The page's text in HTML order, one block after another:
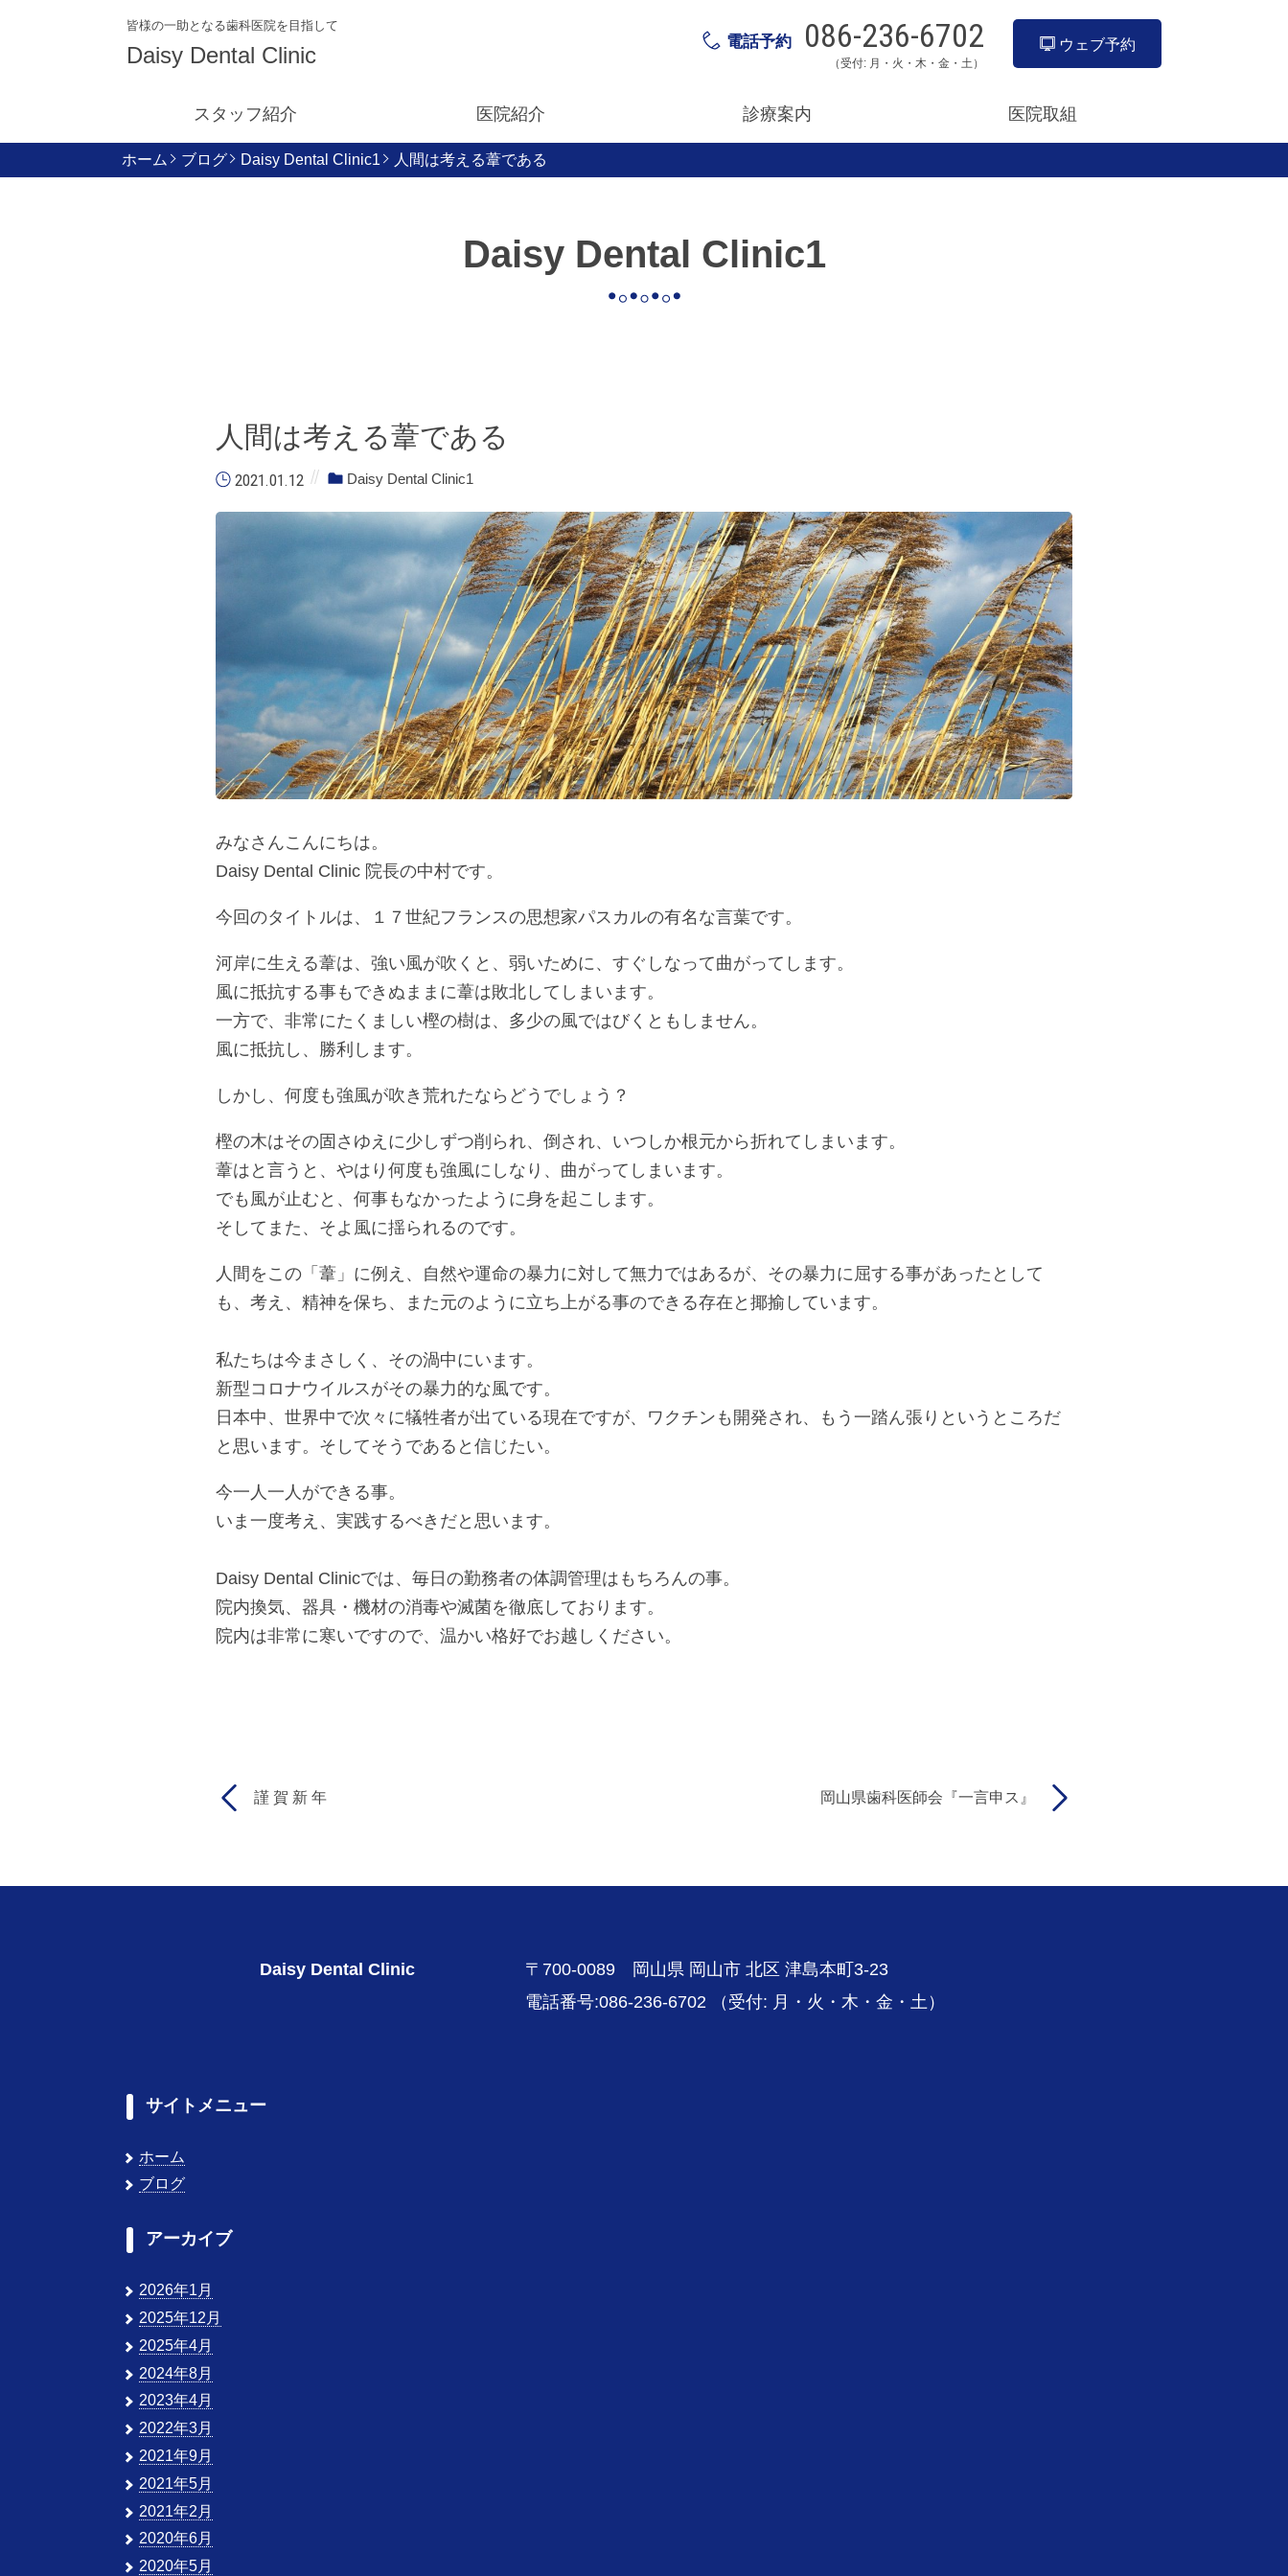
皆様の一助となる歯科医院を目指して
Daisy Dental Clinic
電話予約 086-236-6702
（受付: 月・火・木・金・土）
ウェブ予約
スタッフ紹介 医院紹介 診療案内 医院取組
Daisy Dental Clinic1
ホーム ブログ Daisy Dental Clinic1 人間は考える葦である
人間は考える葦である
2021.01.12 Daisy Dental Clinic1
みなさんこんにちは。
Daisy Dental Clinic 院長の中村です。
今回のタイトルは、１７世紀フランスの思想家パスカルの有名な言葉です。
河岸に生える葦は、強い風が吹くと、弱いために、すぐしなって曲がってします。
風に抵抗する事もできぬままに葦は敗北してしまいます。
一方で、非常にたくましい樫の樹は、多少の風ではびくともしません。
風に抵抗し、勝利します。
しかし、何度も強風が吹き荒れたならどうでしょう？
樫の木はその固さゆえに少しずつ削られ、倒され、いつしか根元から折れてしまいます。
葦はと言うと、やはり何度も強風にしなり、曲がってしまいます。
でも風が止むと、何事もなかったように身を起こします。
そしてまた、そよ風に揺られるのです。
人間をこの「葦」に例え、自然や運命の暴力に対して無力ではあるが、その暴力に屈する事があったとして
も、考え、精神を保ち、また元のように立ち上がる事のできる存在と揶揄しています。
私たちは今まさしく、その渦中にいます。
新型コロナウイルスがその暴力的な風です。
日本中、世界中で次々に犠牲者が出ている現在ですが、ワクチンも開発され、もう一踏ん張りというところだ
と思います。そしてそうであると信じたい。
今一人一人ができる事。
いま一度考え、実践するべきだと思います。
Daisy Dental Clinicでは、毎日の勤務者の体調管理はもちろんの事。
院内換気、器具・機材の消毒や滅菌を徹底しております。
院内は非常に寒いですので、温かい格好でお越しください。
謹 賀 新 年 岡山県歯科医師会『一言申ス』
Daisy Dental Clinic
〒700-0089 岡山県 岡山市 北区 津島本町3-23
電話番号:086-236-6702
（受付: 月・火・木・金・土）
サイトメニュー
ホーム
ブログ
アーカイブ
2026年1月
2025年12月
2025年4月
2024年8月
2023年4月
2022年3月
2021年9月
2021年5月
2021年2月
2020年6月
2020年5月